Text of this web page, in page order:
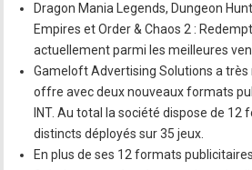
Dragon Mania Legends, Dungeon
Empires et Order & Chaos 2 :
actuellement parmi les meilleures
Gameloft Advertising Solutions a
offre avec deux nouveaux formats
INT. Au total la société dispose de
distincts déployés sur 35 jeux.
En plus de ses 12 formats